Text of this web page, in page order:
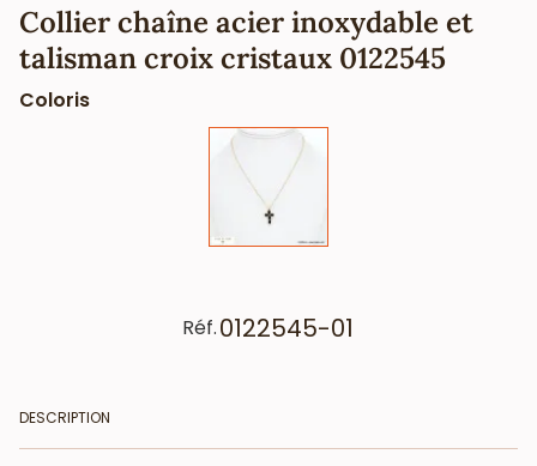
Collier chaîne acier inoxydable et
talisman croix cristaux 0122545
Coloris
Réf.0122545-01
DESCRIPTION